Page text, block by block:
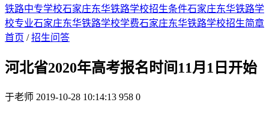
铁路中专学校石家庄东华铁路学校招生条件石家庄东华铁路学
校专业石家庄东华铁路学校学费石家庄东华铁路学校招生简章
首页 /招生问答
河北省2020年高考报名时间11月1日开始
于老师 2019-10-28 10:14:13 958 0